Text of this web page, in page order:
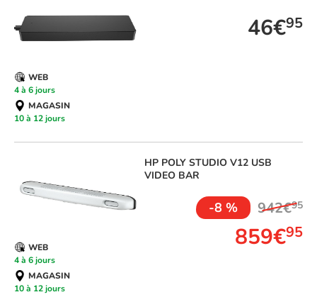
46€95
WEB
4 à 6 jours
MAGASIN
10 à 12 jours
HP POLY STUDIO V12 USB
VIDEO BAR
-8 % 942€95
859€95
WEB
4 à 6 jours
MAGASIN
10 à 12 jours